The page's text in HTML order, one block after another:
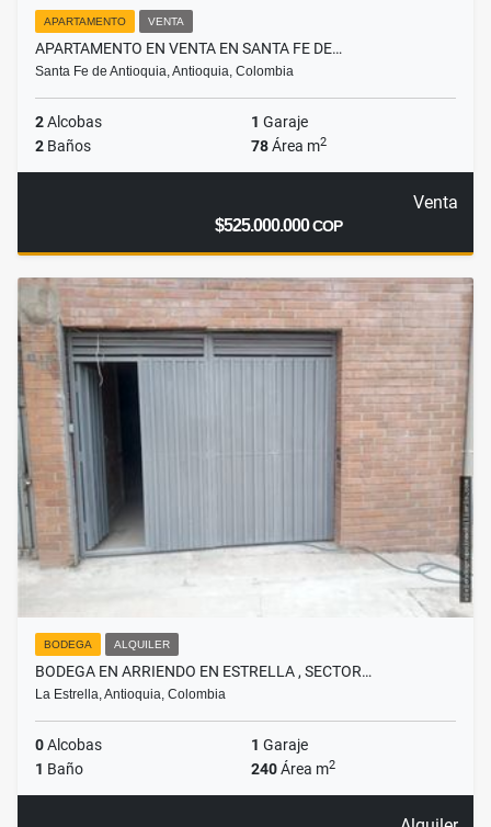
APARTAMENTO VENTA
APARTAMENTO EN VENTA EN SANTA FE DE…
Santa Fe de Antioquia, Antioquia, Colombia
2Alcobas 1 Garaje
2 Baños 78Área m2
Venta
$525.000.000COP
BODEGA ALQUILER
BODEGA EN ARRIENDO EN ESTRELLA , SECTOR…
La Estrella, Antioquia, Colombia
0Alcobas 1 Garaje
1 Baño 240Área m2